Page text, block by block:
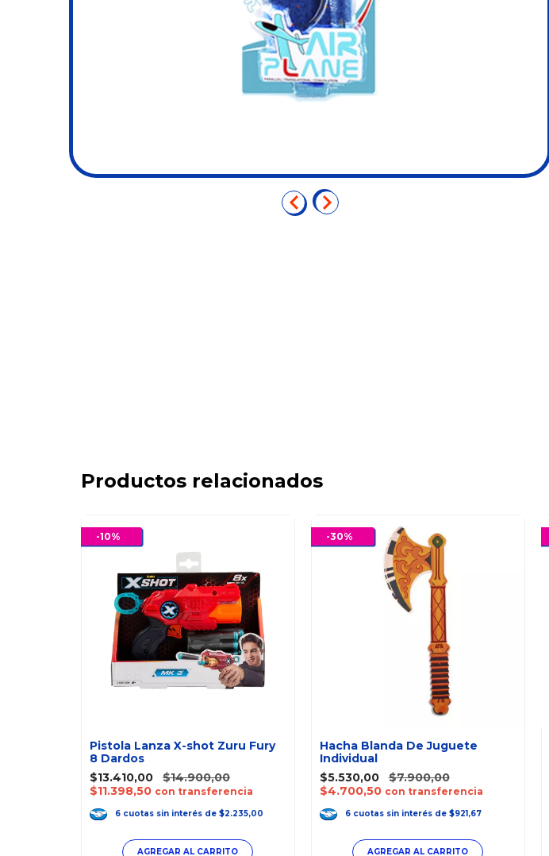
Productos relacionados
-10%
Pistola Lanza X-shot Zuru Fury
8 Dardos
$13.410,00
$14.900,00
$11.398,50 con transferencia
6 cuotas sin interés de $2.235,00
-30%
Hacha Blanda De Juguete
Individual
$5.530,00
$7.900,00
$4.700,50 con transferencia
6 cuotas sin interés de $921,67
AGREGAR AL CARRITO